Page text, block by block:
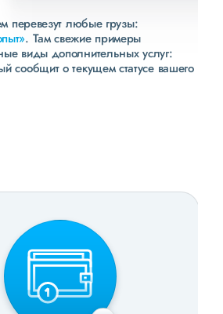
перевезут любые грузы:
. Там свежие примеры
виды дополнительных услуг:
сообщит о текущем статусе вашего